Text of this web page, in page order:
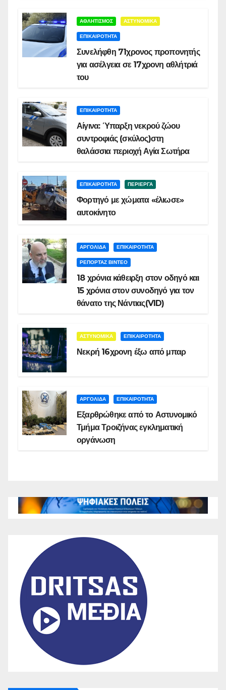
ΑΘΛΗΤΙΣΜΟΣ ΑΣΤΥΝΟΜΙΚΑ
ΕΠΙΚΑΙΡΟΤΗΤΑ
Συνελήφθη 71χρονος προπονητής
για ασέλγεια σε 17χρονη αθλήτριά
του
ΕΠΙΚΑΙΡΟΤΗΤΑ
Αίγινα: Ύπαρξη νεκρού ζώου
συντροφιάς (σκύλος)στη
θαλάσσια περιοχή Αγία Σωτήρα
ΕΠΙΚΑΙΡΟΤΗΤΑ ΠΕΡΙΕΡΓΑ
Φορτηγό με χώματα «έλιωσε»
αυτοκίνητο
ΑΡΓΟΛΙΔΑ ΕΠΙΚΑΙΡΟΤΗΤΑ
ΡΕΠΟΡΤΑΖ ΒΙΝΤΕΟ
18 χρόνια κάθειρξη στον οδηγό και
15 χρόνια στον συνοδηγό για τον
θάνατο της Νάντιας(VID)
ΑΣΤΥΝΟΜΙΚΑ ΕΠΙΚΑΙΡΟΤΗΤΑ
Νεκρή 16χρονη έξω από μπαρ
ΑΡΓΟΛΙΔΑ ΕΠΙΚΑΙΡΟΤΗΤΑ
Εξαρθρώθηκε από το Αστυνομικό
Τμήμα Τροιζήνας εγκληματική
οργάνωση